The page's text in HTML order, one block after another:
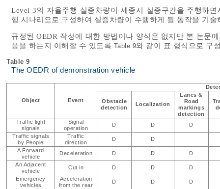
Level 3의 자율주행 실증차량이 세종시 실증구간을 주행하
행 시나리오로 구성하여 실증차량이 수행하게 될 동작을 기술
규정된 OEDR 작성에 대한 방법이나 양식은 없지만 본 논문
응을 하는지 이해할 수 있도록 Table 9와 같이 표 형식으로 구
Table 9
The OEDR of demonstration vehicle
Object Event
Obstacle
detection
Localization
Lanes &
Road
markings
detection
Traffic light
signals
Signal
operation
D D
D
Traffic signals
by People
Traffic
direction
D
D
A Forward
vehicle
Deceleration D D
D
An Adjacent
vehicle
Cut in D D
D
Emergency
vehicles
Acceleration
from the rear
D D
D